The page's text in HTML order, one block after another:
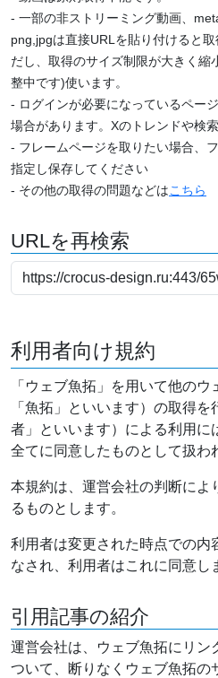
- 一部の非ストリーミング動画、
png,jpgは直接URLを貼り付けると
だし、取得のサイズ制限が大きく縮
整中です)使います。
- ログインが必要になっているペー
場合があります。Xのトレンドや検
- フレームページを取りたい場合、
指定し保存してください
- その他の取得の問題などはこちら
URLを再検索
利用者向け規約
「ウェブ魚拓」を用いて他のウ
「魚拓」といいます）の取得
者」といいます）による利用に
全てに同意したものとして扱わ
本規約は、運営会社の判断によ
るものとします。
利用者は変更された時点での内
なされ、利用者はこれに同意し
引用記事の紹介
運営会社は、ウェブ魚拓にリン
ついて、断りなくウェブ魚拓の